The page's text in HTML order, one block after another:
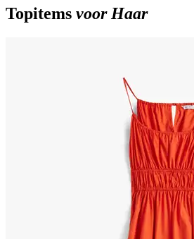
Topitems voor Haar